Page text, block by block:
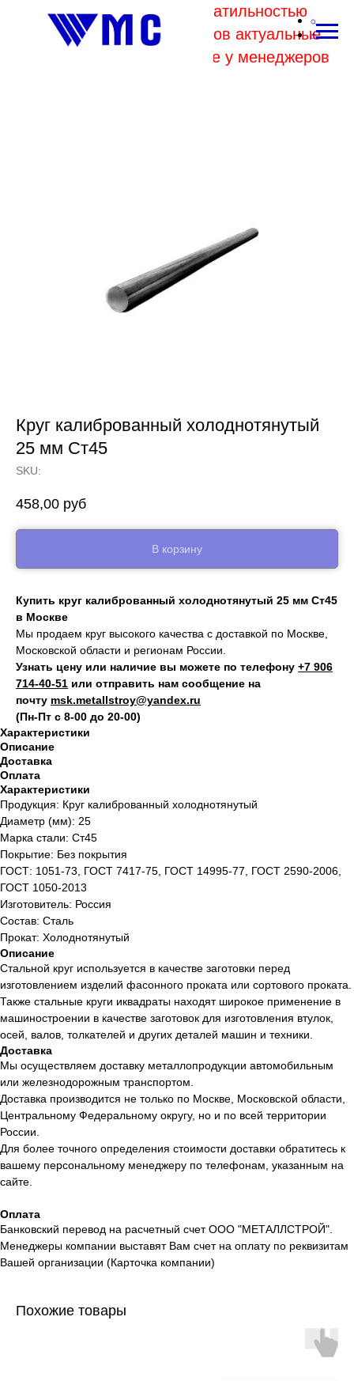
В связи с высокой волатильностью
отпускных цен комбинатов актуальные
цены на металл уточняйте у менеджеров
Круг калиброванный холоднотянутый
25 мм Ст45
SKU:
458,00 руб
В корзину
Купить круг калиброванный холоднотянутый 25 мм Ст45
в Москве
Мы продаем круг высокого качества с доставкой по Москве,
Московской области и регионам России.
Узнать цену или наличие вы можете по телефону +7 906
714‑40-51 или отправить нам сообщение на
почту msk.metallstroy@yandex.ru
(Пн-Пт с 8-00 до 20-00)
Характеристики
Описание
Доставка
Оплата
Характеристики
Продукция: Круг калиброванный холоднотянутый
Диаметр (мм): 25
Марка стали: Ст45
Покрытие: Без покрытия
ГОСТ: 1051-73, ГОСТ 7417-75, ГОСТ 14995-77, ГОСТ 2590-2006,
ГОСТ 1050-2013
Изготовитель: Россия
Состав: Сталь
Прокат: Холоднотянутый
Описание
Стальной круг используется в качестве заготовки перед
изготовлением изделий фасонного проката или сортового проката.
Также стальные круги иквадраты находят широкое применение в
машиностроении в качестве заготовок для изготовления втулок,
осей, валов, толкателей и других деталей машин и техники.
Доставка
Мы осуществляем доставку металлопродукции автомобильным
или железнодорожным транспортом.
Доставка производится не только по Москве, Московской области,
Центральному Федеральному округу, но и по всей территории
России.
Для более точного определения стоимости доставки обратитесь к
вашему персональному менеджеру по телефонам, указанным на
сайте.
Оплата
Банковский перевод на расчетный счет ООО "МЕТАЛЛСТРОЙ".
Менеджеры компании выставят Вам счет на оплату по реквизитам
Вашей организации (Карточка компании)
Похожие товары